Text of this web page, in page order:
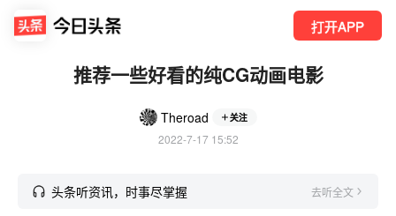
打开APP
推荐一些好看的纯CG动画电影
Theroad 关注
2022-7-17 15:52
头条听资讯，时事尽掌握 去听全文